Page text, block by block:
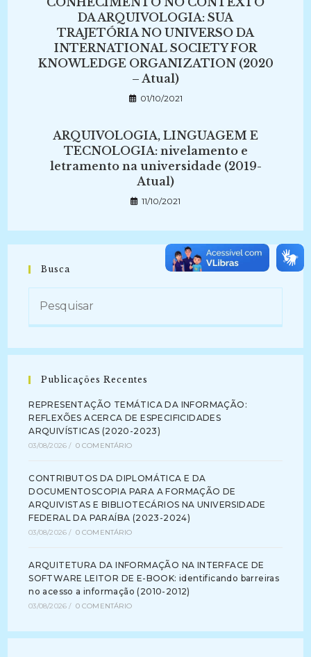
DA ARQUIVOLOGIA: SUA
TRAJETÓRIA NO UNIVERSO DA
INTERNATIONAL SOCIETY FOR
KNOWLEDGE ORGANIZATION (2020
– Atual)
01/10/2021
ARQUIVOLOGIA, LINGUAGEM E
TECNOLOGIA: nivelamento e
letramento na universidade (2019-
Atual)
11/10/2021
Busca
Publicações Recentes
REPRESENTAÇÃO TEMÁTICA DA INFORMAÇÃO:
REFLEXÕES ACERCA DE ESPECIFICIDADES
ARQUIVÍSTICAS (2020-2023)
03/08/2026 / 0 COMENTÁRIO
CONTRIBUTOS DA DIPLOMÁTICA E DA
DOCUMENTOSCOPIA PARA A FORMAÇÃO DE
ARQUIVISTAS E BIBLIOTECÁRIOS NA UNIVERSIDADE
FEDERAL DA PARAÍBA (2023-2024)
03/08/2026 / 0 COMENTÁRIO
ARQUITETURA DA INFORMAÇÃO NA INTERFACE DE
SOFTWARE LEITOR DE E-BOOK: identificando barreiras
no acesso a informação (2010-2012)
03/08/2026 / 0 COMENTÁRIO